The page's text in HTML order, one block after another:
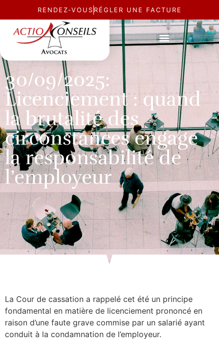
RENDEZ-VOUS RÉGLER UNE FACTURE
ACTUALITÉ
30/09/2025:
Licenciement : quand
la brutalité des
circonstances engage
la responsabilité de
l’employeur
La Cour de cassation a rappelé cet été un principe
fondamental en matière de licenciement prononcé en
raison d’une faute grave commise par un salarié ayant
conduit à la condamnation de l’employeur.